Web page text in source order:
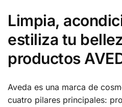
Limpia,
estiliza tu
productos
Aveda es una marca de
cuatro pilares principales: